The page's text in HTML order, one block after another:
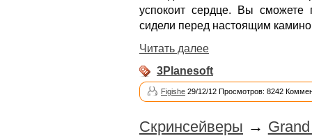
успокоит сердце. Вы сможете
сидели перед настоящим
Читать далее
3Planesoft
Figishe 29/12/12 Просмотров: 8242
Скринсейверы →